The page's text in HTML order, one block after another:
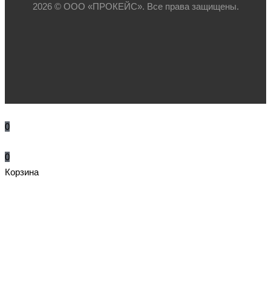
2026 © ООО «ПРОКЕЙС». Все права защищены.
0
0
Корзина